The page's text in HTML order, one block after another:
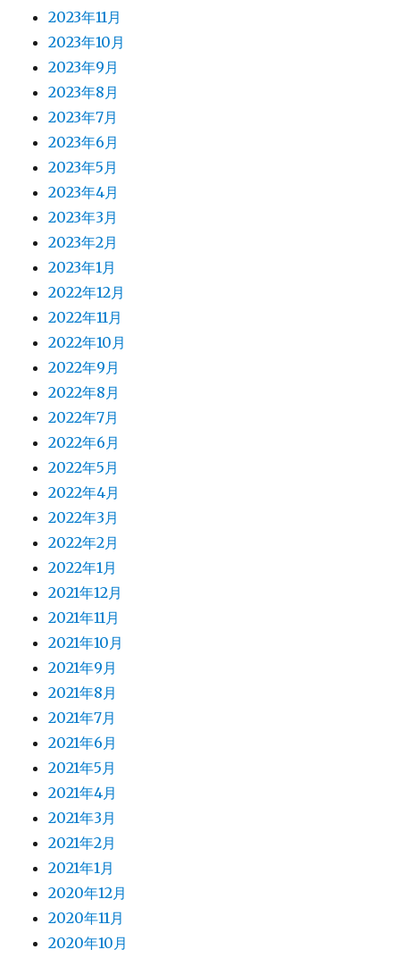
2023年11月
2023年10月
2023年9月
2023年8月
2023年7月
2023年6月
2023年5月
2023年4月
2023年3月
2023年2月
2023年1月
2022年12月
2022年11月
2022年10月
2022年9月
2022年8月
2022年7月
2022年6月
2022年5月
2022年4月
2022年3月
2022年2月
2022年1月
2021年12月
2021年11月
2021年10月
2021年9月
2021年8月
2021年7月
2021年6月
2021年5月
2021年4月
2021年3月
2021年2月
2021年1月
2020年12月
2020年11月
2020年10月